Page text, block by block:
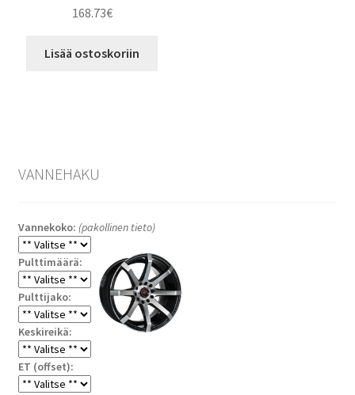
168.73€
Lisää ostoskoriin
VANNEHAKU
Vannekoko: (pakollinen tieto)
Pulttimäärä:
Pulttijako:
Keskireikä:
ET (offset):